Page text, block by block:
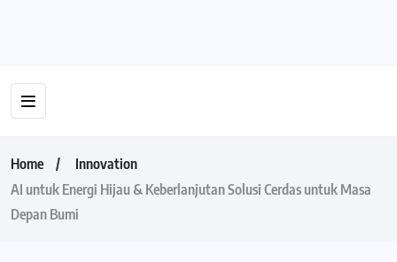
Home
Innovation
AI untuk Energi Hijau & Keberlanjutan Solusi Cerdas untuk Masa
Depan Bumi